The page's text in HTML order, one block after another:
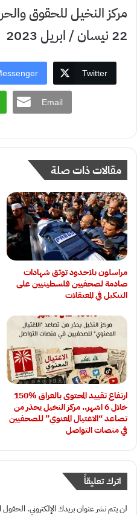
مركز النخيل للحقوق
22 نيسان / ابريل 2023
Twitter
Email
مقالات ذات صلة
‏مراسلون بلاحدود توثق شهادات
صادمة لصحفيين فلسطينيين على
التنكيل في المعتقلات
ارتفاع تقييد المحتوى بالعراق 15‎0‎%‎
خلال 6 اشهر.. مركز النخيل يحذر من
تصاعد “الاغتيال المعنوي” للصحفيين
في منصات التواصل
اترك تعليقاً
لن يتم نشر عنوان بريدك الإلكتروني. الحقول